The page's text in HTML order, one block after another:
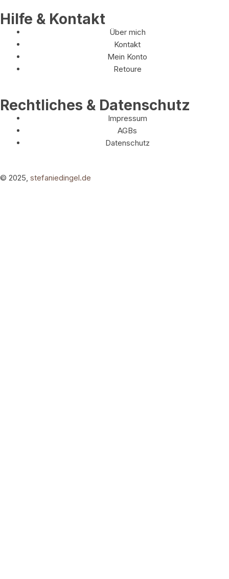
Hilfe & Kontakt
Über mich
Kontakt
Mein Konto
Retoure
Rechtliches & Datenschutz
Impressum
AGBs
Datenschutz
© 2025, stefaniedingel.de